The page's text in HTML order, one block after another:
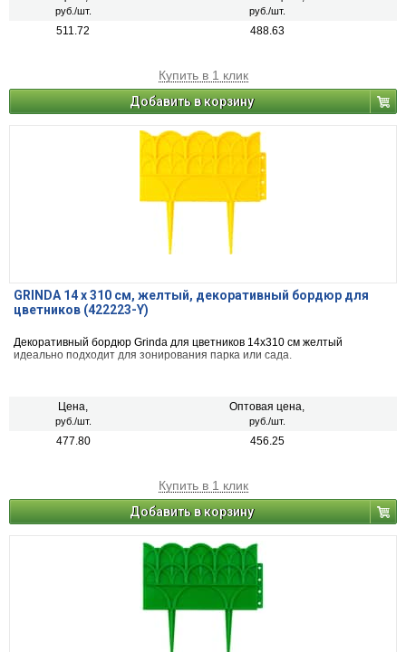
руб./шт. руб./шт.
511.72 488.63
Купить в 1 клик
Добавить в корзину
GRINDA 14 х 310 см, желтый, декоративный бордюр для
цветников (422223-Y)
Декоративный бордюр Grinda для цветников 14x310 см желтый
идеально подходит для зонирования парка или сада.
Цена,
руб./шт.
Оптовая цена,
руб./шт.
477.80 456.25
Купить в 1 клик
Добавить в корзину